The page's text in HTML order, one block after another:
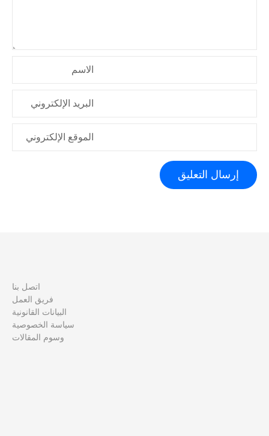
الاسم
البريد الإلكتروني
الموقع الإلكتروني
اتصل بنا
فريق العمل
البيانات القانونية
سياسة الخصوصية
وسوم المقالات